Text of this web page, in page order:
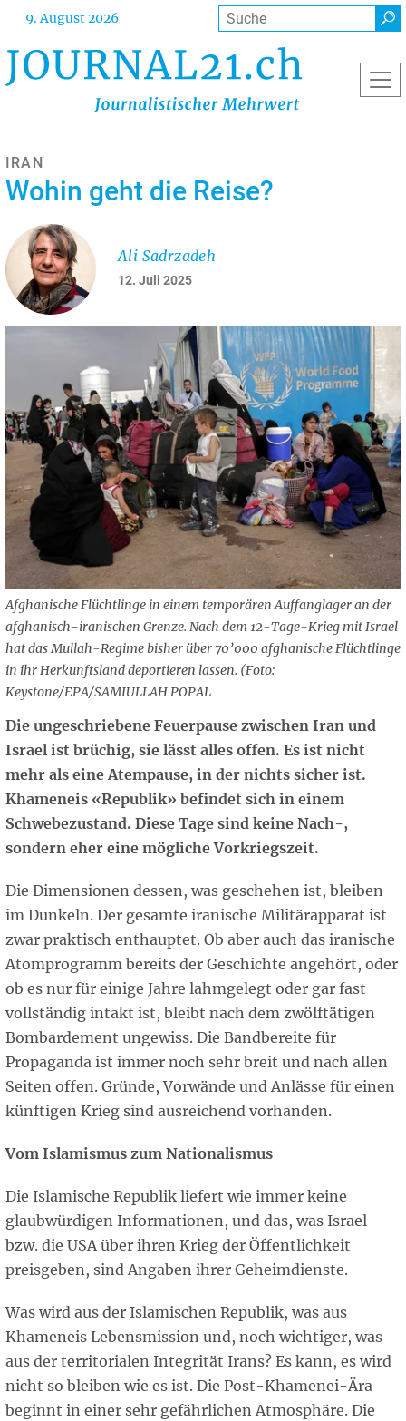
Direkt
Inhalt
9. August 2026 Suche
IRAN
Wohin geht die Reise?
12. Juli 2025
Ali Sadrzadeh
Afghanische Flüchtlinge in einem temporären Auffanglager an der
afghanisch-iranischen Grenze. Nach dem 12-Tage-Krieg mit Israel
hat das Mullah-Regime bisher über 70’000 afghanische Flüchtlinge
in ihr Herkunftsland deportieren lassen. (Foto:
Keystone/EPA/SAMIULLAH POPAL
Die ungeschriebene Feuerpause zwischen Iran und
Israel ist brüchig, sie lässt alles offen. Es ist nicht
mehr als eine Atempause, in der nichts sicher ist.
Khameneis «Republik» befindet sich in einem
Schwebezustand. Diese Tage sind keine Nach-,
sondern eher eine mögliche Vorkriegszeit.
Die Dimensionen dessen, was geschehen ist, bleiben
im Dunkeln. Der gesamte iranische Militärapparat ist
zwar praktisch enthauptet. Ob aber auch das iranische
Atomprogramm bereits der Geschichte angehört, oder
ob es nur für einige Jahre lahmgelegt oder gar fast
vollständig intakt ist, bleibt nach dem zwölftätigen
Bombardement ungewiss. Die Bandbereite für
Propaganda ist immer noch sehr breit und nach allen
Seiten offen. Gründe, Vorwände und Anlässe für einen
künftigen Krieg sind ausreichend vorhanden.
Vom Islamismus zum Nationalismus
Die Islamische Republik liefert wie immer keine
glaubwürdigen Informationen, und das, was Israel
bzw. die USA über ihren Krieg der Öffentlichkeit
preisgeben, sind Angaben ihrer Geheimdienste.
Was wird aus der Islamischen Republik, was aus
Khameneis Lebensmission und, noch wichtiger, was
aus der territorialen Integrität Irans? Es kann, es wird
nicht so bleiben wie es ist. Die Post-Khamenei-Ära
beginnt in einer sehr gefährlichen Atmosphäre. Die